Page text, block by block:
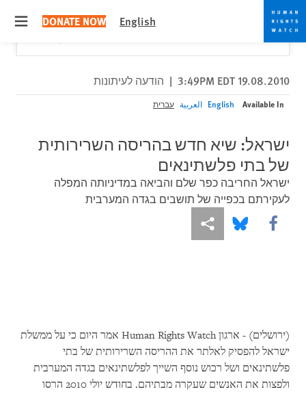
Skip
to
cookie
privacy
notice
Skip
to
main
content
English
DONATE NOW
Would you like to read this page in English?
Close
19.08.2010 3:49PM EDT
| הודעה לעיתונות
Available In
English العربية עברית
ישראל: שיא חדש בהריסה השרירותית
של בתי פלשתינאים
ישראל החריבה כפר שלם והביאה במדיניותה המפלה
לעקירתם בכפייה של תושבים בגדה המערבית
Share this via Facebook
Share this via Bluesky
More sharing options
(ירושלים) - ארגון Human Rights Watch אמר היום כי על ממשלת
ישראל להפסיק לאלתר את ההריסה השרירותית של בתי
פלשתינאים ושל רכוש נוסף השייך לפלשתינאים בגדה המערבית
ולפצות את האנשים שעקרה מבתיהם. בחודש יולי 2010 הרסו